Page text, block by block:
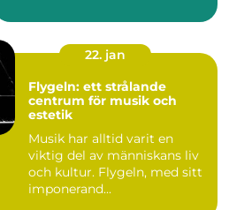
22. jan
Flygeln: ett strålande
centrum för musik och
estetik
Musik har alltid varit en
viktig del av människans liv
och kultur. Flygeln, med sitt
imponerand...